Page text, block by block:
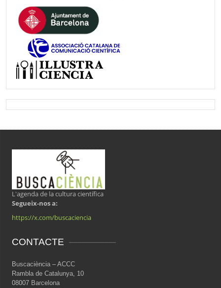
L'agenda de la cultura científica
Segueix-nos a:
https://x.com/buscaciencia
CONTACTE
Buscaciència – ACCC
Rambla de Catalunya, 10
08007 Barcelona